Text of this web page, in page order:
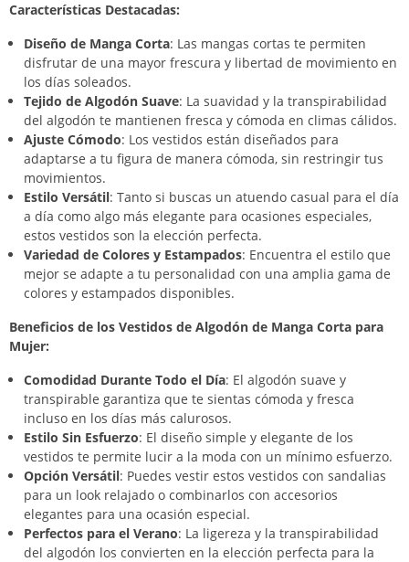
Características Destacadas:
Diseño de Manga Corta: Las mangas cortas te permiten
disfrutar de una mayor frescura y libertad de movimiento en
los días soleados.
Tejido de Algodón Suave: La suavidad y la transpirabilidad
del algodón te mantienen fresca y cómoda en climas cálidos.
Ajuste Cómodo: Los vestidos están diseñados para
adaptarse a tu figura de manera cómoda, sin restringir tus
movimientos.
Estilo Versátil: Tanto si buscas un atuendo casual para el día
a día como algo más elegante para ocasiones especiales,
estos vestidos son la elección perfecta.
Variedad de Colores y Estampados: Encuentra el estilo que
mejor se adapte a tu personalidad con una amplia gama de
colores y estampados disponibles.
Beneficios de los Vestidos de Algodón de Manga Corta para
Mujer:
Comodidad Durante Todo el Día: El algodón suave y
transpirable garantiza que te sientas cómoda y fresca
incluso en los días más calurosos.
Estilo Sin Esfuerzo: El diseño simple y elegante de los
vestidos te permite lucir a la moda con un mínimo esfuerzo.
Opción Versátil: Puedes vestir estos vestidos con sandalias
para un look relajado o combinarlos con accesorios
elegantes para una ocasión especial.
Perfectos para el Verano: La ligereza y la transpirabilidad
del algodón los convierten en la elección perfecta para la